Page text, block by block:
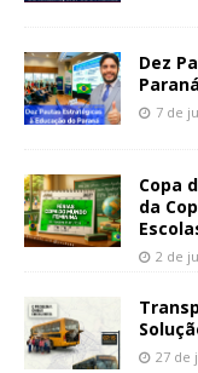
Dez
Paraná
7 de
Copa
da
2 de
27 de